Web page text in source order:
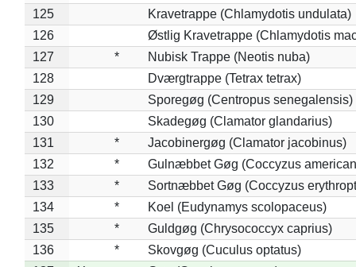
125
Kravetrappe (Chlamydotis undulata)
126
Østlig Kravetrappe (Chlamydotis
127
*
Nubisk Trappe (Neotis nuba)
128
Dværgtrappe (Tetrax tetrax)
129
Sporegøg (Centropus senegalensis)
130
Skadegøg (Clamator glandarius)
131
*
Jacobinergøg (Clamator jacobinus)
132
*
Gulnæbbet Gøg (Coccyzus
133
*
Sortnæbbet Gøg (Coccyzus
134
*
Koel (Eudynamys scolopaceus)
135
*
Guldgøg (Chrysococcyx caprius)
136
*
Skovgøg (Cuculus optatus)